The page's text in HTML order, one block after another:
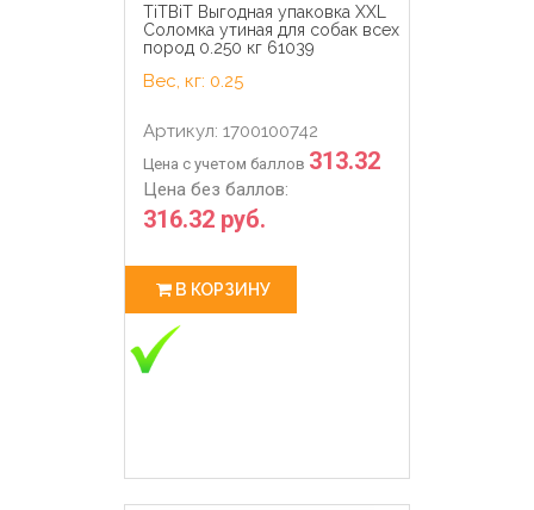
TiTBiT Выгодная упаковка XXL
Соломка утиная для собак всех
пород 0.250 кг 61039
Вес, кг: 0.25
Артикул: 1700100742
Цена с учетом баллов 313.32
Цена без баллов:
316.32 руб.
В КОРЗИНУ